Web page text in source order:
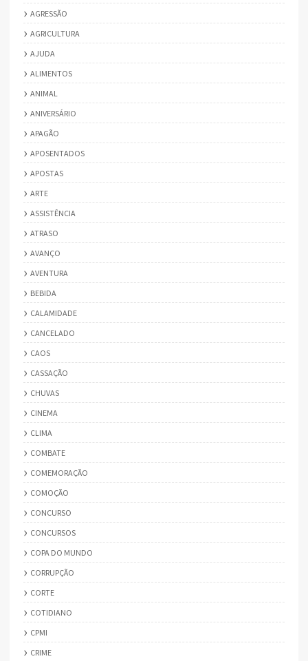
AGRESSÃO
AGRICULTURA
AJUDA
ALIMENTOS
ANIMAL
ANIVERSÁRIO
APAGÃO
APOSENTADOS
APOSTAS
ARTE
ASSISTÊNCIA
ATRASO
AVANÇO
AVENTURA
BEBIDA
CALAMIDADE
CANCELADO
CAOS
CASSAÇÃO
CHUVAS
CINEMA
CLIMA
COMBATE
COMEMORAÇÃO
COMOÇÃO
CONCURSO
CONCURSOS
COPA DO MUNDO
CORRUPÇÃO
CORTE
COTIDIANO
CPMI
CRIME